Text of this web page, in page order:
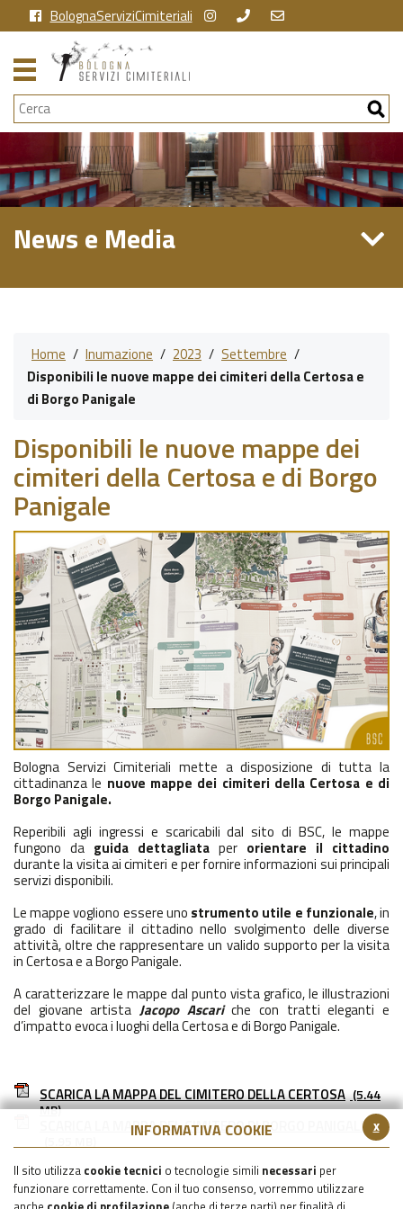
x
INFORMATIVA COOKIE
Il sito utilizza cookie tecnici o tecnologie simili necessari per
funzionare correttamente. Con il tuo consenso, vorremmo utilizzare
BolognaServiziCimiteriali
Cerca
News e Media
Home / Inumazione / 2023 / Settembre /
Disponibili le nuove mappe dei cimiteri della Certosa e
di Borgo Panigale
Disponibili le nuove mappe dei
cimiteri della Certosa e di Borgo
Panigale
Bologna Servizi Cimiteriali mette a disposizione di tutta la
cittadinanza le nuove mappe dei cimiteri della Certosa e di
Borgo Panigale.
Reperibili agli ingressi e scaricabili dal sito di BSC, le mappe
fungono da guida dettagliata per orientare il cittadino
durante la visita ai cimiteri e per fornire informazioni sui principali
servizi disponibili.
Le mappe vogliono essere uno strumento utile e funzionale, in
grado di facilitare il cittadino nello svolgimento delle diverse
attività, oltre che rappresentare un valido supporto per la visita
in Certosa e a Borgo Panigale.
A caratterizzare le mappe dal punto vista grafico, le illustrazioni
del giovane artista Jacopo Ascariche con tratti eleganti e
d’impatto evoca i luoghi della Certosa e di Borgo Panigale.
SCARICA LA MAPPA DEL CIMITERO DELLA CERTOSA (5.44
MB)
SCARICA LA MAPPA DEL CIMITERO DI BORGO PANIGALE